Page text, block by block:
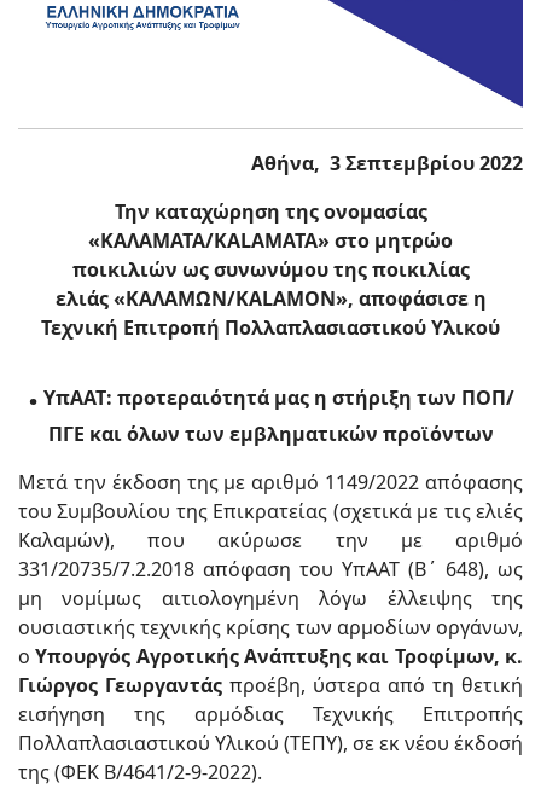
Αθήνα, 3 Σεπτεμβρίου 2022
Την καταχώρηση της ονομασίας
«ΚΑΛΑΜΑΤΑ/KALAMATA» στο μητρώο
ποικιλιών ως συνωνύμου της ποικιλίας
ελιάς «ΚΑΛΑΜΩΝ/KALAMON», αποφάσισε η
Τεχνική Επιτροπή Πολλαπλασιαστικού Υλικού
. ΥπΑΑΤ: προτεραιότητά μας η στήριξη των ΠΟΠ/
ΠΓΕ και όλων των εμβληματικών προϊόντων
Μετά την έκδοση της με αριθμό 1149/2022 απόφασης
του Συμβουλίου της Επικρατείας (σχετικά με τις ελιές
Καλαμών), που ακύρωσε την με αριθμό
331/20735/7.2.2018 απόφαση του ΥπΑΑΤ (Β΄ 648), ως
μη νομίμως αιτιολογημένη λόγω έλλειψης της
ουσιαστικής τεχνικής κρίσης των αρμοδίων οργάνων,
οΥπουργός Αγροτικής Ανάπτυξης και Τροφίμων, κ.
Γιώργος Γεωργαντάς προέβη, ύστερα από τη θετική
εισήγηση της αρμόδιας Τεχνικής Επιτροπής
Πολλαπλασιαστικού Υλικού (ΤΕΠΥ), σε εκ νέου έκδοσή
της (ΦΕΚ Β/4641/2-9-2022).